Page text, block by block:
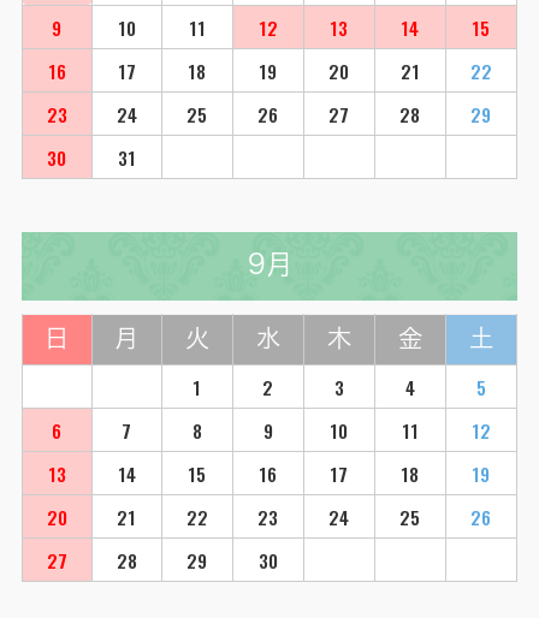
9
10 11 12 13 14
15
16
17 18 19 20 21
22
23
24 25 26 27 28
29
30
31
9月
日 月 火 水 木 金 土
1 2 3 4
5
6
7 8 9 10 11
12
13
14 15 16 17 18
19
20
21 22 23 24 25
26
27
28 29 30